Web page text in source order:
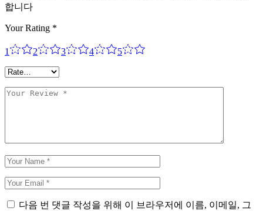
합니다
Your Rating *
1 2 3 4 5
다음 번 댓글 작성을 위해 이 브라우저에 이름, 이메일, 그